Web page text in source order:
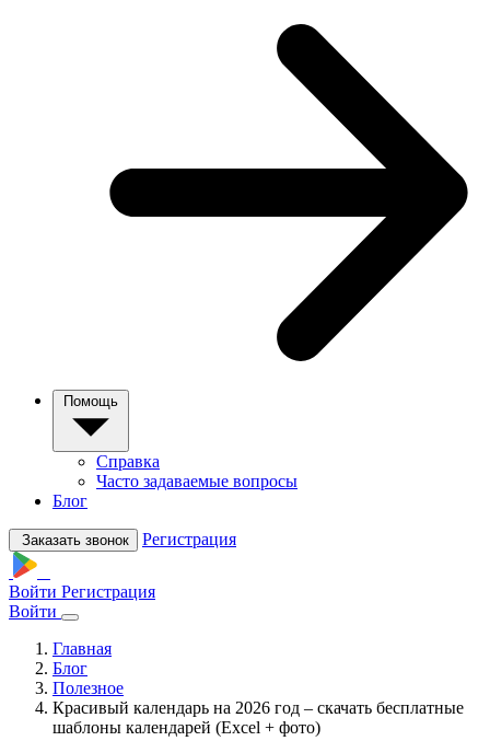
Помощь
Справка
Часто задаваемые вопросы
Блог
Заказать звонок Регистрация
Войти Регистрация
Войти
Главная
Блог
Полезное
Красивый календарь на 2026 год – скачать бесплатные
шаблоны календарей (Excel + фото)